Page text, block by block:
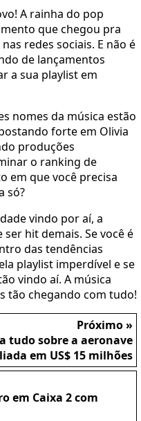
A rainha do pop
que chegou pra
redes sociais. E não é
de lançamentos
a sua playlist em
nomes da música estão
forte em Olivia
produções
o ranking de
em que você precisa
só?
vindo por aí, a
hit demais. Se você é
das tendências
playlist imperdível e se
vindo aí. A música
tão chegando com tudo!
Próximo »
tudo sobre a aeronave
em US$ 15 milhões
em Caixa 2 com